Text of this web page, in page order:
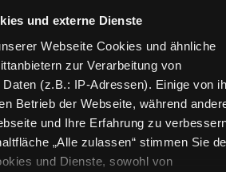
und externe Dienste
Webseite Cookies und ähnliche
zur Verarbeitung von
Daten (z.B.: IP-Adressen). Einige von
Betrieb der Webseite, während
und Ihre Erfahrung zu
„Alle zulassen“ stimmen Sie
und Dienste, sowohl von
Erlebnisreise Wiese
ausblenden
ein-/ausblenden
auf die Postliste setzen